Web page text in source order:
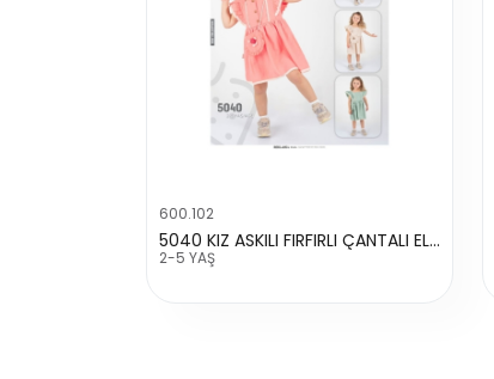
600.102
5040 KIZ ASKILI FIRFIRLI ÇANTALI ELBİSE
2-5 YAŞ